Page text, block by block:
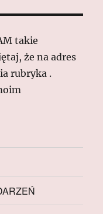
takie
że na adres
rubryka .